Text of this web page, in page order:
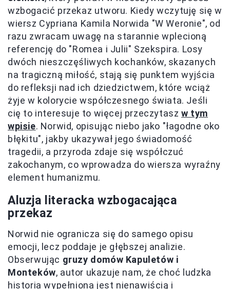
wzbogacić przekaz utworu. Kiedy wczytuję się w
wiersz Cypriana Kamila Norwida "W Weronie", od
razu zwracam uwagę na starannie wplecioną
referencję do "Romea i Julii" Szekspira. Losy
dwóch nieszczęśliwych kochanków, skazanych
na tragiczną miłość, stają się punktem wyjścia
do refleksji nad ich dziedzictwem, które wciąż
żyje w kolorycie współczesnego świata. Jeśli
cię to interesuje to więcej przeczytaszw tym
wpisie. Norwid, opisując niebo jako "łagodne oko
błękitu", jakby ukazywał jego świadomość
tragedii, a przyroda zdaje się współczuć
zakochanym, co wprowadza do wiersza wyraźny
element humanizmu.
Aluzja literacka wzbogacająca
przekaz
Norwid nie ogranicza się do samego opisu
emocji, lecz poddaje je głębszej analizie.
Obserwując gruzy domów Kapuletów i
Monteków, autor ukazuje nam, że choć ludzka
historia wypełniona jest nienawiścią i